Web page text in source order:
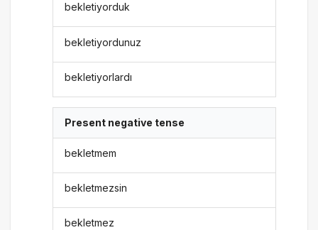
bekletiyorduk
bekletiyordunuz
bekletiyorlardı
Present negative tense
bekletmem
bekletmezsin
bekletmez